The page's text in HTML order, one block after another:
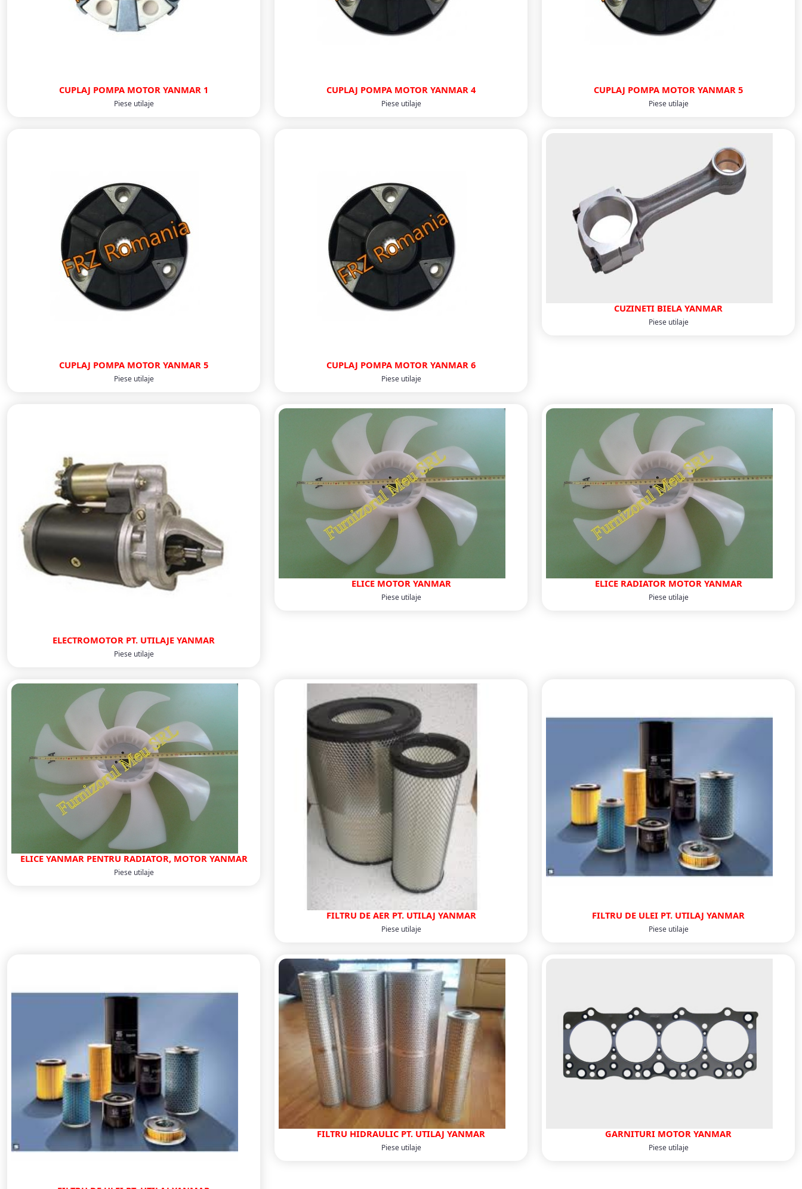
CUPLAJ POMPA MOTOR YANMAR 1
Piese utilaje
CUPLAJ POMPA MOTOR YANMAR 4
Piese utilaje
CUPLAJ POMPA MOTOR YANMAR 5
Piese utilaje
CUPLAJ POMPA MOTOR YANMAR 5
Piese utilaje
CUPLAJ POMPA MOTOR YANMAR 6
Piese utilaje
CUZINETI BIELA YANMAR
Piese utilaje
ELECTROMOTOR PT. UTILAJE YANMAR
Piese utilaje
ELICE MOTOR YANMAR
Piese utilaje
ELICE RADIATOR MOTOR YANMAR
Piese utilaje
ELICE YANMAR PENTRU RADIATOR, MOTOR YANMAR
Piese utilaje
FILTRU DE AER PT. UTILAJ YANMAR
Piese utilaje
FILTRU DE ULEI PT. UTILAJ YANMAR
Piese utilaje
FILTRU HIDRAULIC PT. UTILAJ YANMAR
Piese utilaje
GARNITURI MOTOR YANMAR
Piese utilaje